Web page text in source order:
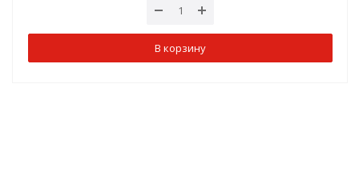
В корзину